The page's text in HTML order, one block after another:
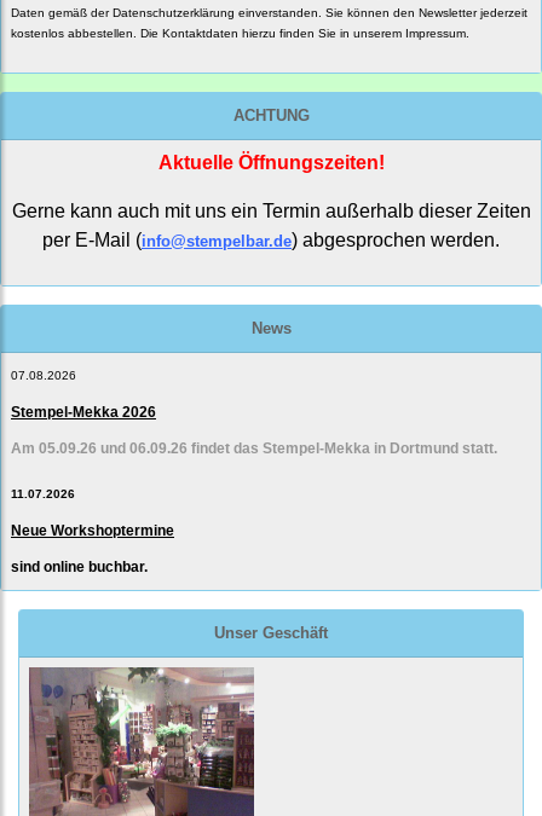
Daten gemäß der Datenschutzerklärung einverstanden. Sie können den Newsletter jederzeit
kostenlos abbestellen. Die Kontaktdaten hierzu finden Sie in unserem Impressum.
ACHTUNG
Aktuelle Öffnungszeiten!
Gerne kann auch mit uns ein Termin außerhalb dieser Zeiten
per E-Mail (info@stempelbar.de) abgesprochen werden.
News
07.08.2026
Stempel-Mekka 2026
Am 05.09.26 und 06.09.26 findet das Stempel-Mekka in Dortmund statt.
11.07.2026
Neue Workshoptermine
sind online buchbar.
Unser Geschäft